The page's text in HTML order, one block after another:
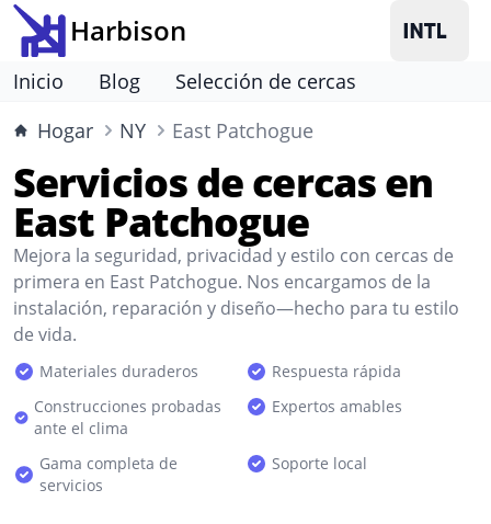
Harbison
Inicio Blog
Selección de cercas
Hogar
NY East Patchogue
Servicios de cercas en
East Patchogue
Mejora la seguridad, privacidad y estilo con cercas de
primera en East Patchogue. Nos encargamos de la
instalación, reparación y diseño—hecho para tu estilo
de vida.
Materiales duraderos
Respuesta rápida
Construcciones probadas
ante el clima
Expertos amables
Gama completa de
servicios
Soporte local